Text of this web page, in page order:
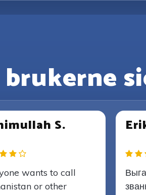
S.
wants to call
or other